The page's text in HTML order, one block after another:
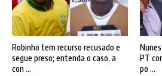
Robinho tem recurso recusado e
segue preso; entenda o caso, a
con ...
PT
po ...